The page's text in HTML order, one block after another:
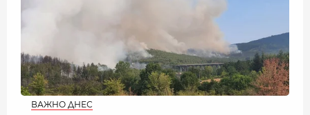
ВАЖНО ДНЕС